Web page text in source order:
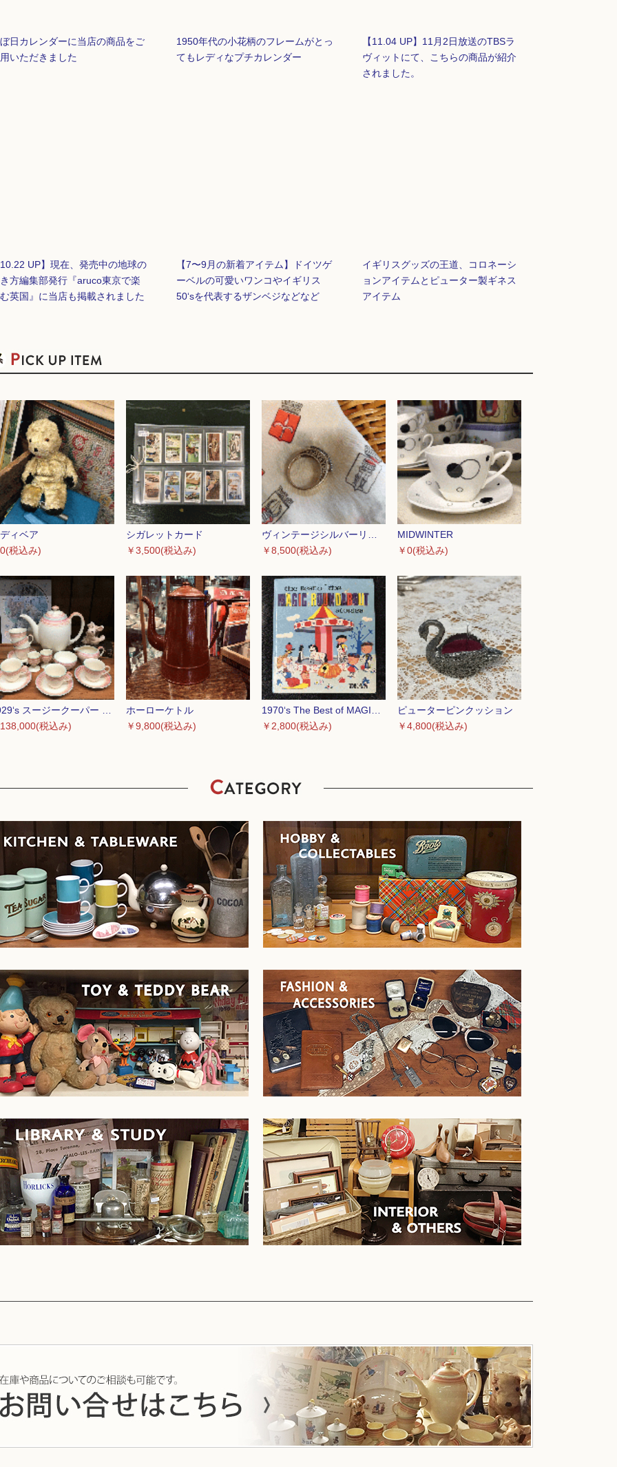
日カレンダーに当店の商品をご
いただきました
1950年代の小花柄のフレームがとっ
てもレディなプチカレンダー
【11.04 UP】11月2日放送のTBSラ
ヴィットにて、こちらの商品が紹介
されました。
UP】現在、発売中の地球の
方編集部発行『aruco東京で楽
英国』に当店も掲載されました
【7〜9月の新着アイテム】ドイツゲ
ーベルの可愛いワンコやイギリス
50‘sを代表するザンベジなどなど
イギリスグッズの王道、コロネーシ
ョンアイテムとピューター製ギネス
アイテム
ィベア
税込み)
シガレットカード
￥3,500(税込み)
￥8,500(税込み)
MIDWINTER
￥0(税込み)
税込み)
ホーローケトル
￥9,800(税込み)
￥2,800(税込み)
ピューターピンクッション
￥4,800(税込み)